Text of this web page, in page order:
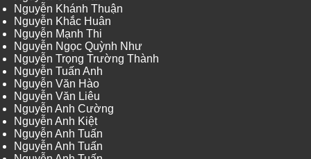
Nguyễn Khánh Thuận
Nguyễn Khắc Huân
Nguyễn Mạnh Thi
Nguyễn Ngọc Quỳnh Như
Nguyễn Trọng Trường Thành
Nguyễn Tuấn Anh
Nguyễn Văn Hào
Nguyễn Văn Liêu
Nguyễn Anh Cường
Nguyễn Anh Kiệt
Nguyễn Anh Tuấn
Nguyễn Anh Tuấn